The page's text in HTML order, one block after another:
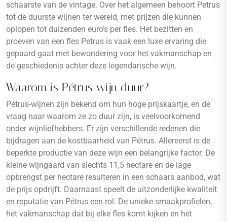
schaarste van de vintage. Over het algemeen behoort Petrus
tot de duurste wijnen ter wereld, met prijzen die kunnen
oplopen tot duizenden euro’s per fles. Het bezitten en
proeven van een fles Petrus is vaak een luxe ervaring die
gepaard gaat met bewondering voor het vakmanschap en
de geschiedenis achter deze legendarische wijn.
Waarom is Pétrus wijn duur?
Pétrus-wijnen zijn bekend om hun hoge prijskaartje, en de
vraag naar waarom ze zo duur zijn, is veelvoorkomend
onder wijnliefhebbers. Er zijn verschillende redenen die
bijdragen aan de kostbaarheid van Pétrus. Allereerst is de
beperkte productie van deze wijn een belangrijke factor. De
kleine wijngaard van slechts 11,5 hectare en de lage
opbrengst per hectare resulteren in een schaars aanbod, wat
de prijs opdrijft. Daarnaast speelt de uitzonderlijke kwaliteit
en reputatie van Pétrus een rol. De unieke smaakprofielen,
het vakmanschap dat bij elke fles komt kijken en het